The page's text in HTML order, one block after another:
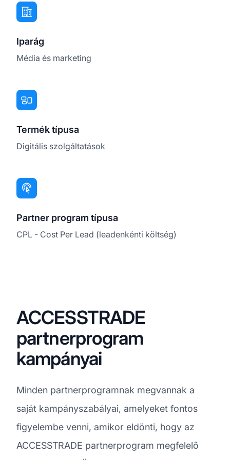
Iparág
Média és marketing
Termék típusa
Digitális szolgáltatások
Partner program típusa
CPL - Cost Per Lead (leadenkénti költség)
ACCESSTRADE
partnerprogram
kampányai
Minden partnerprogramnak megvannak a
saját kampányszabályai, amelyeket fontos
figyelembe venni, amikor eldönti, hogy az
ACCESSTRADE partnerprogram megfelelő